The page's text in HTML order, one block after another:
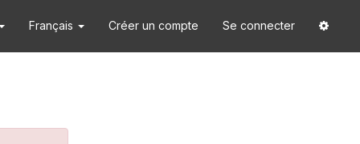
Français Créer un compte Se connecter